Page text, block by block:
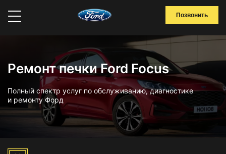
Позвонить
Ремонт печки Ford Focus
Полный спектр услуг по обслуживанию, диагностике
и ремонту Форд